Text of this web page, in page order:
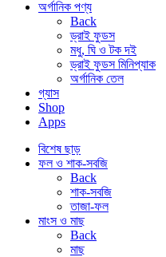
অর্গানিক পণ্য
Back
ড্রাই ফুডস
মধু, ঘি ও টক দই
ড্রাই ফুডস মিনিপ্যাক
অর্গানিক তেল
গ্যাস
Shop
Apps
বিশেষ ছাড়
ফল ও শাক-সবজি
Back
শাক-সবজি
তাজা-ফল
মাংস ও মাছ
Back
মাছ